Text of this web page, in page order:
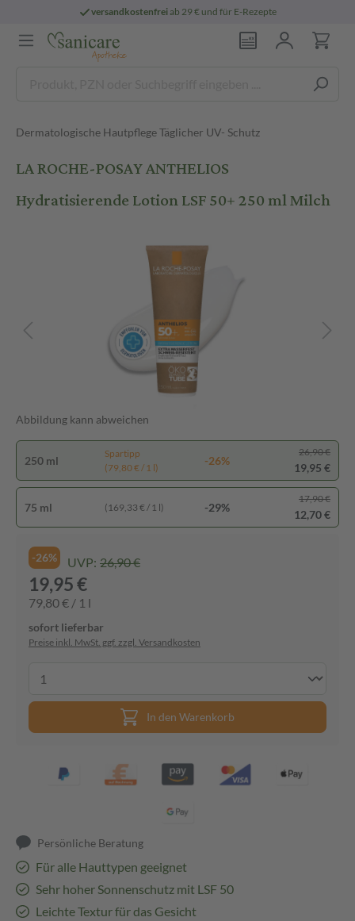
versandkostenfreiab 29 € und für E-Rezepte
Dermatologische Hautpflege Täglicher UV- Schutz
LA ROCHE-POSAY ANTHELIOS
Hydratisierende Lotion LSF 50+ 250 ml Milch
Abbildung kann abweichen
250 ml
Spartipp
(79,80 € / 1 l)
-26%
26,90 €
19,95 €
75 ml (169,33 € / 1 l) -29%
17,90 €
12,70 €
-26% UVP: 26,90 €
19,95 €
79,80 € / 1 l
sofort lieferbar
Preise inkl. MwSt. ggf. zzgl. Versandkosten
In den Warenkorb
Persönliche Beratung
Für alle Hauttypen geeignet
Sehr hoher Sonnenschutz mit LSF 50
Leichte Textur für das Gesicht